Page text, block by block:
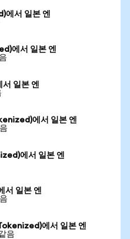
서 일본 엔
에서 일본 엔
일본 엔
에서 일본 엔
에서 일본 엔
서 일본 엔
에서 일본 엔
음